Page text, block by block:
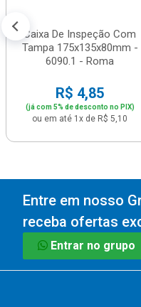
Caixa De Inspeção Com
Tampa 175x135x80mm -
6090.1 - Roma
R$ 4,85
(já com 5% de desconto no PIX)
ou em até 1x de R$ 5,10
Entre em nosso
receba ofertas
Entrar no grupo